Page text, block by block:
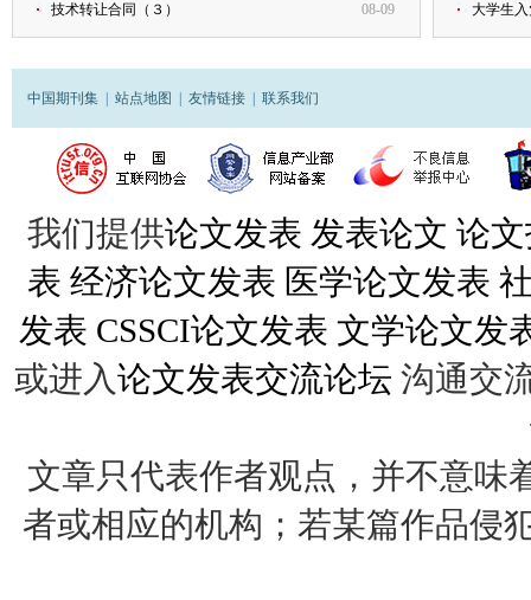
08-09
技术转让合同（３）
大学生
中国期刊集 站点地图 友情链接 联系我们
我们提供论文发表 发表论文 论
表 经济论文发表 医学论文发表
发表 CSSCI论文发表 文学论文发
或进入论文发表交流论坛 沟通交
文章只代表作者观点，并不意味
者或相应的机构；若某篇作品侵